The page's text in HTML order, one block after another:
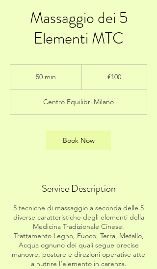
Massaggio dei 5
Elementi MTC
50 min
i
n
€100
Centro Equilibri Milano
Book Now
Service Description
5 tecniche di massaggio a seconda delle 5
diverse caratteristiche degli elementi della
Medicina Tradizionale Cinese.
Trattamento Legno, Fuoco, Terra, Metallo,
Acqua ognuno dei quali segue precise
manovre, posture e direzioni operative atte